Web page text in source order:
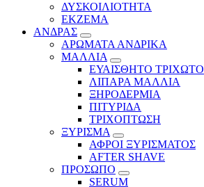
ΔΥΣΚΟΙΛΙΟΤΗΤΑ
ΕΚΖΕΜΑ
ΑΝΔΡΑΣ
ΑΡΩΜΑΤΑ ΑΝΔΡΙΚΑ
ΜΑΛΛΙΑ
ΕΥΑΙΣΘΗΤΟ ΤΡΙΧΩΤΟ
ΛΙΠΑΡΑ ΜΑΛΛΙΑ
ΞΗΡΟΔΕΡΜΙΑ
ΠΙΤΥΡΙΔΑ
ΤΡΙΧΟΠΤΩΣΗ
ΞΥΡΙΣΜΑ
ΑΦΡΟΙ ΞΥΡΙΣΜΑΤΟΣ
AFTER SHAVE
ΠΡΟΣΩΠΟ
SERUM